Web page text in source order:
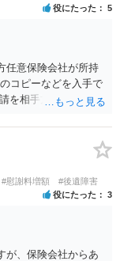
役にたった 5
任意保険会社が所持
コピーなどを入手で
を相手方任意保険会
きる可能性がありま
ルテを取り付けるこ
既に１年半年程度経
おきたいところで
ため、依頼の対応が
参考に進め方を相
#慰謝料増額 #後遺障害
役にたった 3
が、保険会社からあ